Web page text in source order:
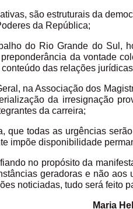
são estruturais da
da República;
do Rio Grande do Sul,
da vontade
das relações
na Associação dos
da irresignação
da carreira;
que todas as urgências
impõe disponibilidade
no propósito da
geradoras e não
noticiadas, tudo será feito
Maria